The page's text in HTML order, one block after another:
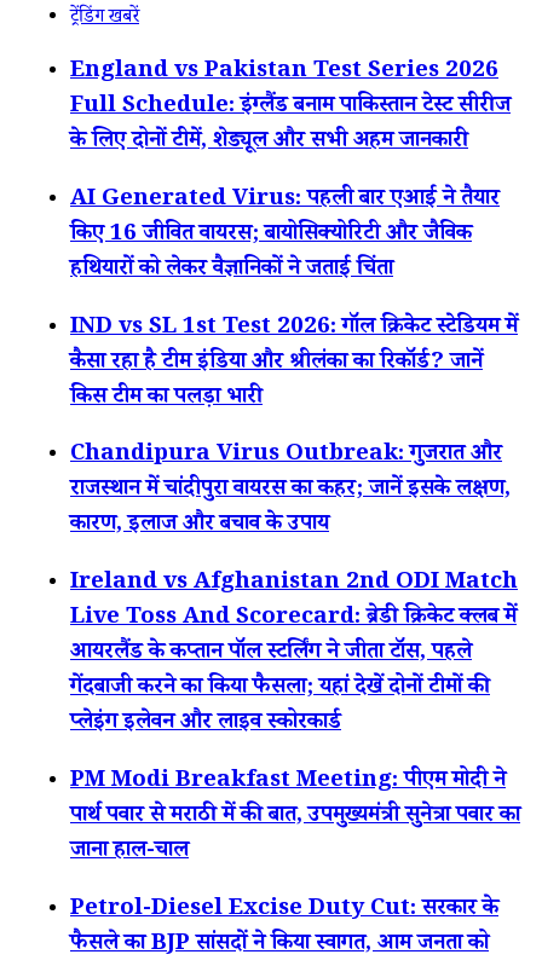
ट्रेंडिंग खबरें
England vs Pakistan Test Series 2026
Full Schedule: इंग्लैंड बनाम पाकिस्तान टेस्ट सीरीज
के लिए दोनों टीमें, शेड्यूल और सभी अहम जानकारी
AI Generated Virus: पहली बार एआई ने तैयार
किए 16 जीवित वायरस; बायोसिक्योरिटी और जैविक
हथियारों को लेकर वैज्ञानिकों ने जताई चिंता
IND vs SL 1st Test 2026: गॉल क्रिकेट स्टेडियम में
कैसा रहा है टीम इंडिया और श्रीलंका का रिकॉर्ड? जानें
किस टीम का पलड़ा भारी
Chandipura Virus Outbreak: गुजरात और
राजस्थान में चांदीपुरा वायरस का कहर; जानें इसके लक्षण,
कारण, इलाज और बचाव के उपाय
Ireland vs Afghanistan 2nd ODI Match
Live Toss And Scorecard: ब्रेडी क्रिकेट क्लब में
आयरलैंड के कप्तान पॉल स्टर्लिंग ने जीता टॉस, पहले
गेंदबाजी करने का किया फैसला; यहां देखें दोनों टीमों की
प्लेइंग इलेवन और लाइव स्कोरकार्ड
PM Modi Breakfast Meeting: पीएम मोदी ने
पार्थ पवार से मराठी में की बात, उपमुख्यमंत्री सुनेत्रा पवार का
जाना हाल-चाल
Petrol-Diesel Excise Duty Cut: सरकार के
फैसले का BJP सांसदों ने किया स्वागत, आम जनता को